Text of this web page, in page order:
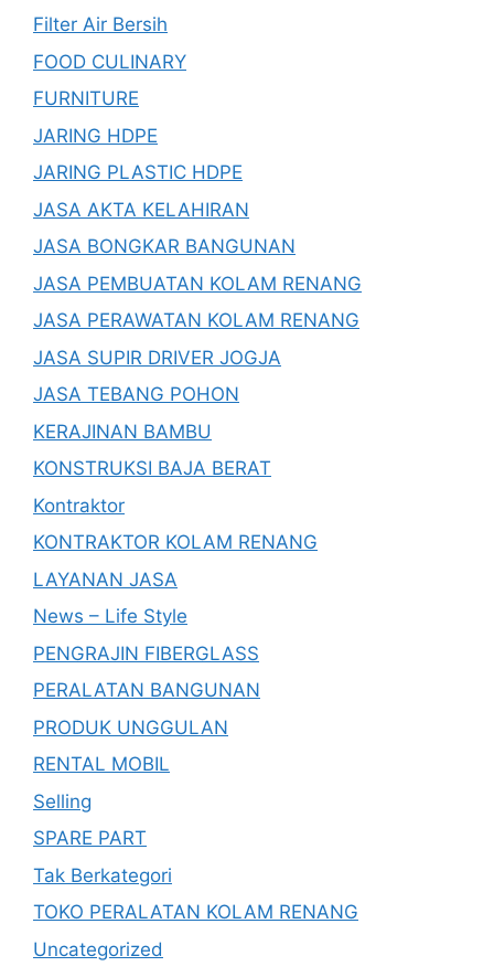
Filter Air Bersih
FOOD CULINARY
FURNITURE
JARING HDPE
JARING PLASTIC HDPE
JASA AKTA KELAHIRAN
JASA BONGKAR BANGUNAN
JASA PEMBUATAN KOLAM RENANG
JASA PERAWATAN KOLAM RENANG
JASA SUPIR DRIVER JOGJA
JASA TEBANG POHON
KERAJINAN BAMBU
KONSTRUKSI BAJA BERAT
Kontraktor
KONTRAKTOR KOLAM RENANG
LAYANAN JASA
News – Life Style
PENGRAJIN FIBERGLASS
PERALATAN BANGUNAN
PRODUK UNGGULAN
RENTAL MOBIL
Selling
SPARE PART
Tak Berkategori
TOKO PERALATAN KOLAM RENANG
Uncategorized